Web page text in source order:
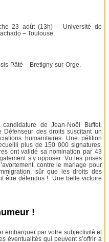
23 août (13h) – Université de
– Toulouse.
Pâté – Bretigny-sur-Orge.
de Jean-Noël Buffet,
des droits suscitant un
humanitaires. Une pétition
plus de 150 000 signatures.
ont validé sa nomination par 43
s’y opposer. Vu les prises
contre le mariage pour
sûr que les droits des
être défendus ! Une belle victoire
!
embarquer par votre subjectivité et
éventualités qui peuvent s’offrir à